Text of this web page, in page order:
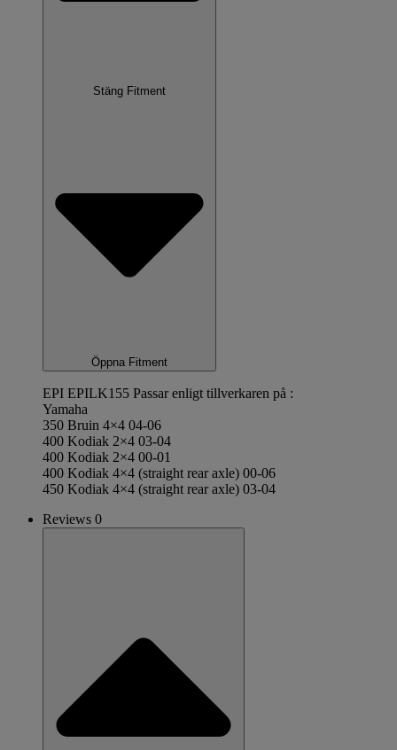
Stäng Fitment
Öppna Fitment
EPI EPILK155 Passar enligt tillverkaren på :
Yamaha
350 Bruin 4×4 04-06
400 Kodiak 2×4 03-04
400 Kodiak 2×4 00-01
400 Kodiak 4×4 (straight rear axle) 00-06
450 Kodiak 4×4 (straight rear axle) 03-04
Reviews 0